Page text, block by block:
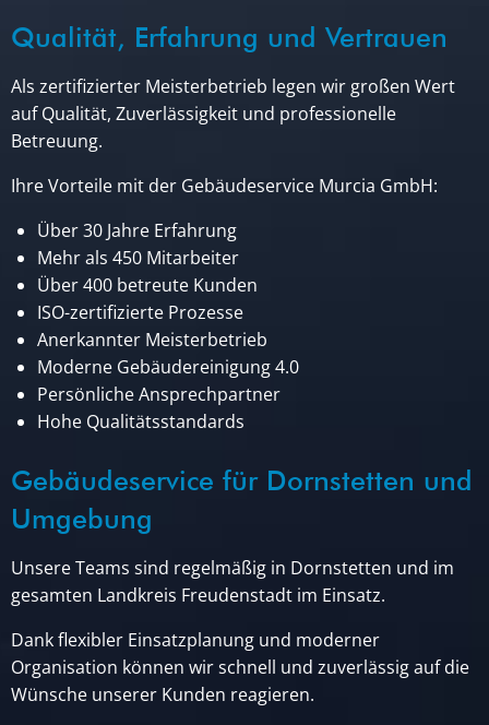
Qualität, Erfahrung und Vertrauen
Als zertifizierter Meisterbetrieb legen wir großen Wert
auf Qualität, Zuverlässigkeit und professionelle
Betreuung.
Ihre Vorteile mit der Gebäudeservice Murcia GmbH:
Über 30 Jahre Erfahrung
Mehr als 450 Mitarbeiter
Über 400 betreute Kunden
ISO-zertifizierte Prozesse
Anerkannter Meisterbetrieb
Moderne Gebäudereinigung 4.0
Persönliche Ansprechpartner
Hohe Qualitätsstandards
Gebäudeservice für Dornstetten und
Umgebung
Unsere Teams sind regelmäßig in Dornstetten und im
gesamten Landkreis Freudenstadt im Einsatz.
Dank flexibler Einsatzplanung und moderner
Organisation können wir schnell und zuverlässig auf die
Wünsche unserer Kunden reagieren.